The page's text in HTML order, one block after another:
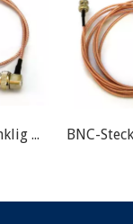
BNC rechtwinklig männlich an SMA weibliche Kabelbaugruppe